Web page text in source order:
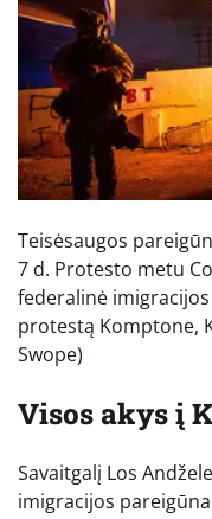
Teisėsaugos
7 d. Protesto metu
federalinė
protestą Komptone,
Swope)
Visos akys į
Savaitgalį Los
imigracijos